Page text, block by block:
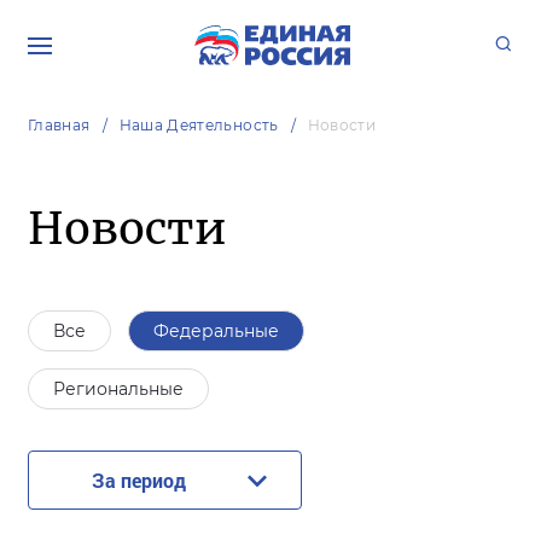
Главная Наша Деятельность Новости
Новости
Все Федеральные
Региональные
За период